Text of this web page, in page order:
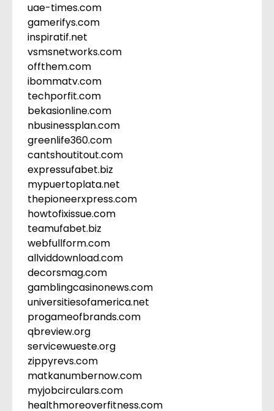
uae-times.com
gamerifys.com
inspiratif.net
vsmsnetworks.com
offthem.com
ibommatv.com
techporfit.com
bekasionline.com
nbusinessplan.com
greenlife360.com
cantshoutitout.com
expressufabet.biz
mypuertoplata.net
thepioneerxpress.com
howtofixissue.com
teamufabet.biz
webfullform.com
allviddownload.com
decorsmag.com
gamblingcasinonews.com
universitiesofamerica.net
progameofbrands.com
qbreview.org
servicewueste.org
zippyrevs.com
matkanumbernow.com
myjobcirculars.com
healthmoreoverfitness.com